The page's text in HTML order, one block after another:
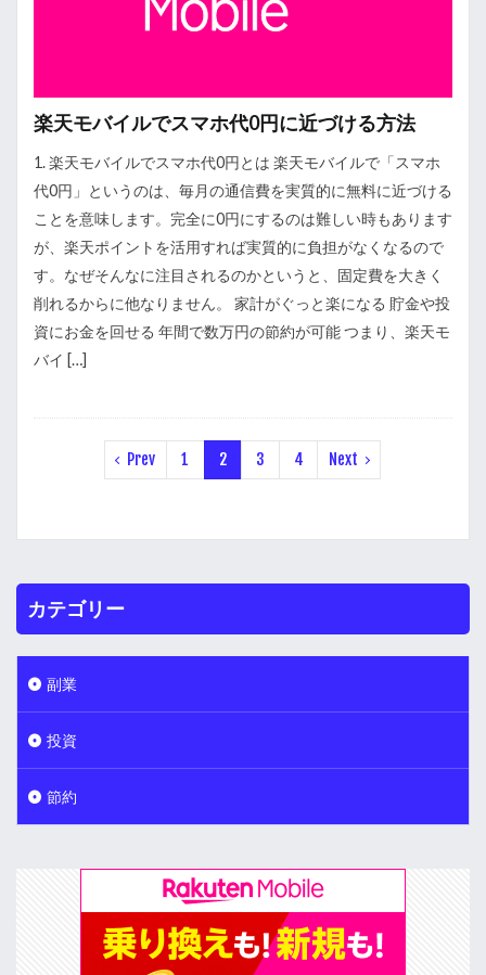
楽天モバイルでスマホ代0円に近づける方法
1. 楽天モバイルでスマホ代0円とは 楽天モバイルで「スマホ
代0円」というのは、毎月の通信費を実質的に無料に近づける
ことを意味します。完全に0円にするのは難しい時もあります
が、楽天ポイントを活用すれば実質的に負担がなくなるので
す。なぜそんなに注目されるのかというと、固定費を大きく
削れるからに他なりません。 家計がぐっと楽になる 貯金や投
資にお金を回せる 年間で数万円の節約が可能 つまり、楽天モ
バイ […]
Prev 1 2 3 4 Next
カテゴリー
副業
投資
節約